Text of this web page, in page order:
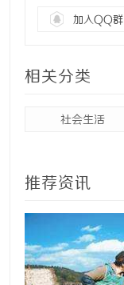
加入QQ群
相关分类
社会生活
推荐资讯